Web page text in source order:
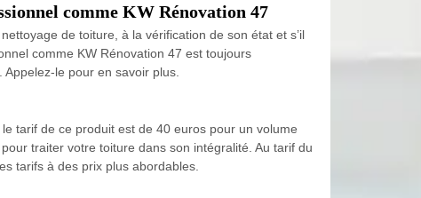
comme KW Rénovation 47
de toiture, à la vérification de son état et s’il
comme KW Rénovation 47 est toujours
le pour en savoir plus.
tarif de ce produit est de 40 euros pour un volume
traiter votre toiture dans son intégralité. Au tarif du
tarifs à des prix plus abordables.